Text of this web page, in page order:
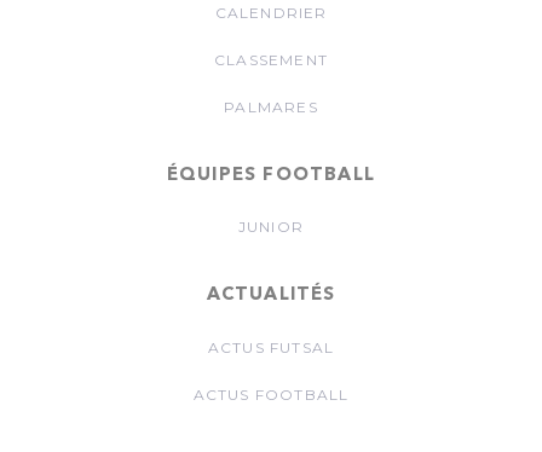
CALENDRIER
CLASSEMENT
PALMARES
ÉQUIPES FOOTBALL
JUNIOR
ACTUALITÉS
ACTUS FUTSAL
ACTUS FOOTBALL